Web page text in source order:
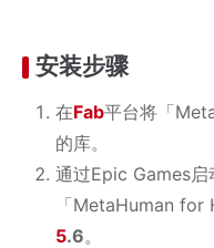
安装步骤
在Fab平台将「
的库。
通过Epic Games
「MetaHuman for
5.6。